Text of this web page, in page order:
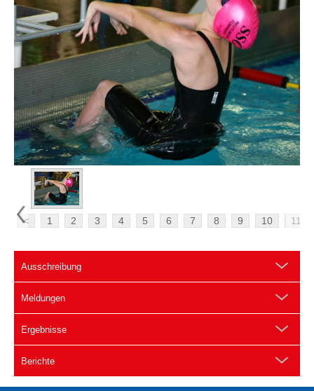
< 1 2 3 4 5 6 7 8 9 10 11
Ausschreibung
Meldungen
Ergebnisse
Berichte